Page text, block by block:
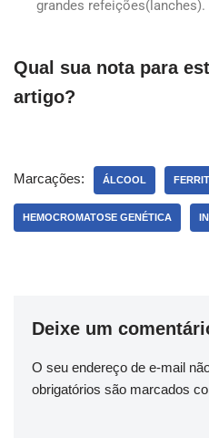
grandes refeições(lanches).
Qual sua nota para
artigo?
Marcações: ÁLCOOL
HEMOCROMATOSE GENÉTICA
Deixe um
O seu endereço de e-mail
obrigatórios são marcados